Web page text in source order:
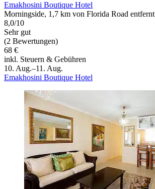
Emakhosini Boutique Hotel
Morningside, 1,7 km von Florida Road entfernt
8,0/10
Sehr gut
(2 Bewertungen)
68 €
inkl. Steuern & Gebühren
10. Aug.–11. Aug.
Emakhosini Boutique Hotel